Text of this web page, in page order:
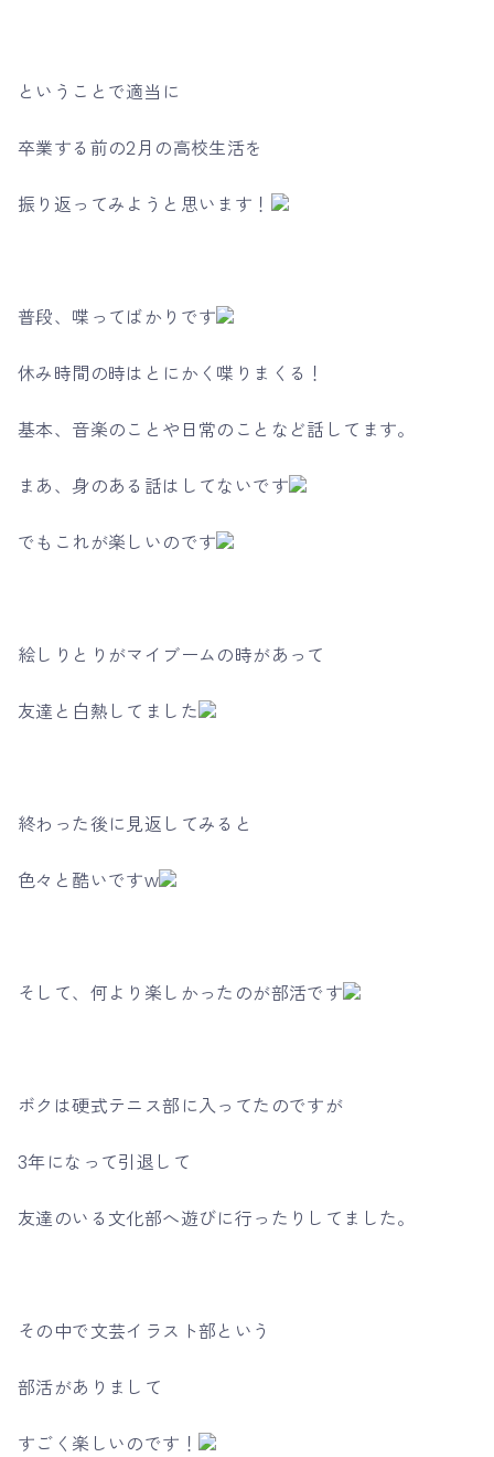
ということで適当に
卒業する前の2月の高校生活を
振り返ってみようと思います！
普段、喋ってばかりです
休み時間の時はとにかく喋りまくる！
基本、音楽のことや日常のことなど話してます。
まあ、身のある話はしてないです
でもこれが楽しいのです
絵しりとりがマイブームの時があって
友達と白熱してました
終わった後に見返してみると
色々と酷いですw
そして、何より楽しかったのが部活です
ボクは硬式テニス部に入ってたのですが
3年になって引退して
友達のいる文化部へ遊びに行ったりしてました。
その中で文芸イラスト部という
部活がありまして
すごく楽しいのです！